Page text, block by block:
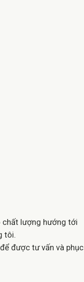
chất lượng hướng tới
tôi.
được tư vấn và phục